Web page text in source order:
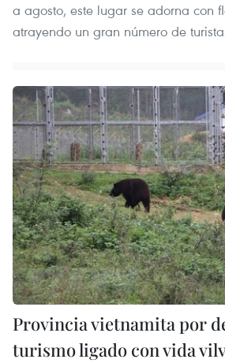
a agosto, este lugar se adorna con
atrayendo un gran número de
Provincia vietnamita por
turismo ligado con vida